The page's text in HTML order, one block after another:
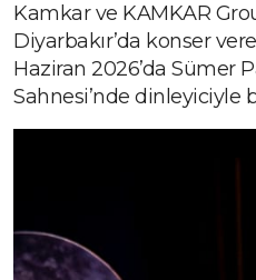
Kamkar ve KAMKAR
Diyarbakır’da konser
Haziran 2026’da Sümer
Sahnesi’nde dinleyiciyle